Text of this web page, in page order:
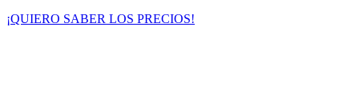
¡QUIERO SABER LOS PRECIOS!